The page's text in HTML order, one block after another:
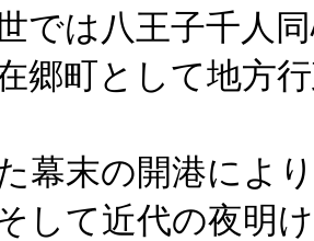
では八王子千人
郷町として地方
幕末の開港によ
して近代の夜明